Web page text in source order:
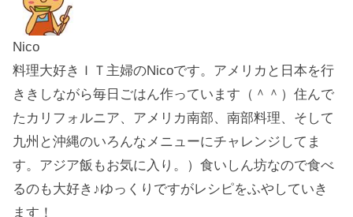
Nico
料理大好きＩＴ主婦のNicoです。アメリカと日本を行
ききしながら毎日ごはん作っています（＾＾）住んで
たカリフォルニア、アメリカ南部、南部料理、そして
九州と沖縄のいろんなメニューにチャレンジしてま
す。アジア飯もお気に入り。）食いしん坊なので食べ
るのも大好き♪ゆっくりですがレシピをふやしていき
ます！